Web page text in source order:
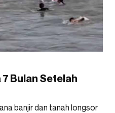
Bulan Setelah
banjir dan tanah longsor